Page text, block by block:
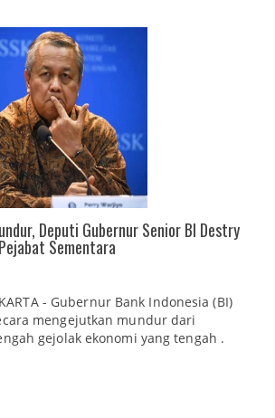
Deputi Gubernur Senior BI Destry
Sementara
- Gubernur Bank Indonesia (BI)
mengejutkan mundur dari
gejolak ekonomi yang tengah .